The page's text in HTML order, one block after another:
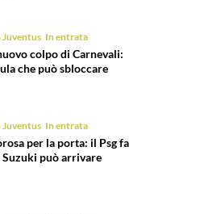
In entrata
colpo di Carnevali:
che può sbloccare
In entrata
per la porta: il Psg fa
Suzuki può arrivare